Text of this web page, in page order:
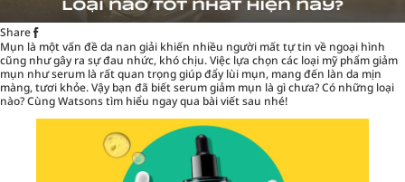
Share
Mụn là một vấn đề da nan giải khiến nhiều người mất tự tin về ngoại hình
cũng như gây ra sự đau nhức, khó chịu. Việc lựa chọn các loại mỹ phẩm giảm
mụn như serum là rất quan trọng giúp đẩy lùi mụn, mang đến làn da mịn
màng, tươi khỏe. Vậy bạn đã biết serum giảm mụn là gì chưa? Có những loại
nào? Cùng Watsons tìm hiểu ngay qua bài viết sau nhé!